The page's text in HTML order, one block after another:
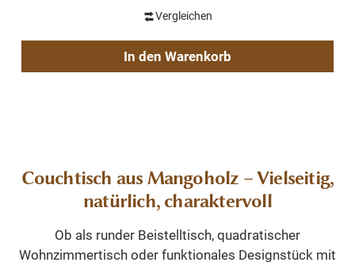
Vergleichen
In den Warenkorb
Couchtisch aus Mangoholz – Vielseitig,
natürlich, charaktervoll
Ob als runder Beistelltisch, quadratischer
Wohnzimmertisch oder funktionales Designstück mit